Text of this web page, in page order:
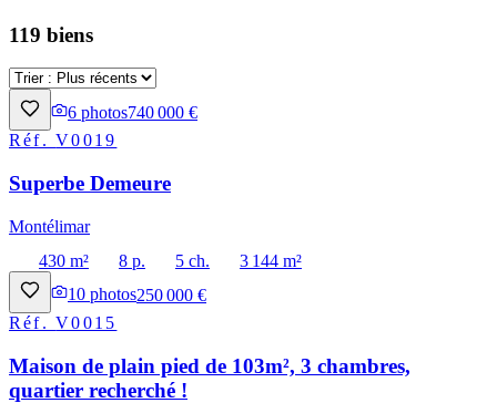
119 biens
6 photos740 000 €
Réf.V0019
Superbe Demeure
Montélimar
430 m²
8 p. 5 ch.
3 144 m²
10 photos250 000 €
Réf.V0015
Maison de plain pied de 103m², 3 chambres,
quartier recherché !